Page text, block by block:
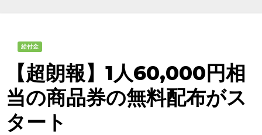
給付金
【超朗報】1人60,000円相
当の商品券の無料配布がス
タート